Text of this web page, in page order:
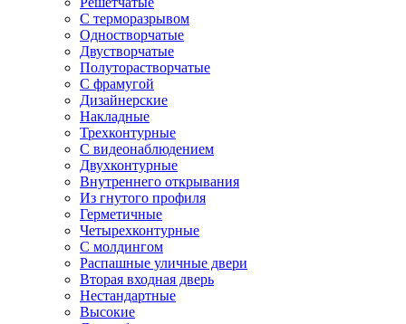
С терморазрывом
Одностворчатые
Двустворчатые
Полуторастворчатые
С фрамугой
Дизайнерские
Накладные
Трехконтурные
С видеонаблюдением
Двухконтурные
Внутреннего открывания
Из гнутого профиля
Герметичные
Четырехконтурные
С молдингом
Распашные уличные двери
Вторая входная дверь
Нестандартные
Высокие